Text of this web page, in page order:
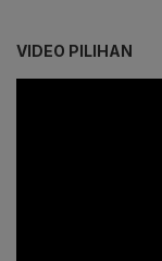
VIDEO PILIHAN